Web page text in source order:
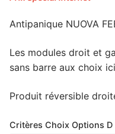
Antipanique NUOVA
Les modules droit et
sans barre aux choix
Produit réversible
Critères Choix Options D